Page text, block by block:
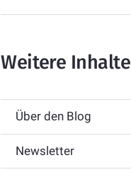
Weitere Inhalte
Über den Blog
Newsletter